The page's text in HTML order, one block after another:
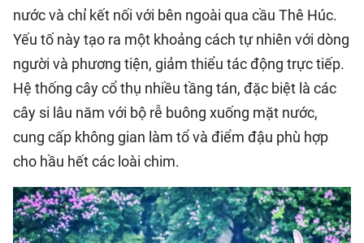
nước và chỉ kết nối với bên ngoài qua cầu Thê Húc.
Yếu tố này tạo ra một khoảng cách tự nhiên với dòng
người và phương tiện, giảm thiểu tác động trực tiếp.
Hệ thống cây cổ thụ nhiều tầng tán, đặc biệt là các
cây si lâu năm với bộ rễ buông xuống mặt nước,
cung cấp không gian làm tổ và điểm đậu phù hợp
cho hầu hết các loài chim.